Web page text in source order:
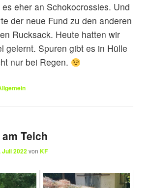
eher an Schokocrossies. Und
der neue Fund zu den anderen
Rucksack. Heute hatten wir
gelernt. Spuren gibt es in Hülle
nur bei Regen.
Teich
Juli 2022vonKF